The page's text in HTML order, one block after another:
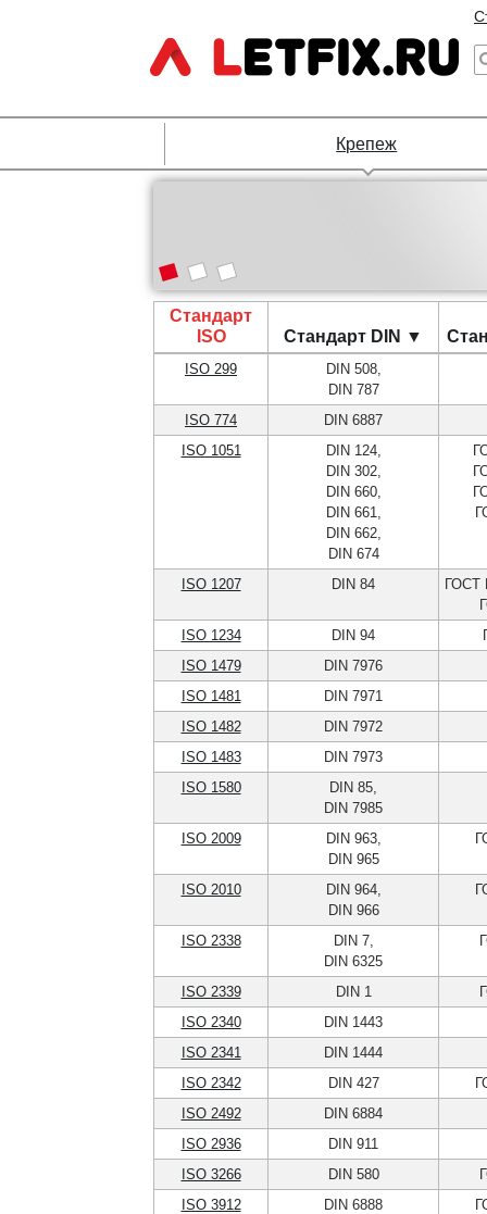
Крепеж
Стандарт
ISO
Стандарт DIN ▼
ISO 299
DIN 508,
DIN 787
ISO 774
DIN 6887
ISO 1051
DIN 124,
DIN 302,
DIN 660,
DIN 661,
DIN 662,
DIN 674
ISO 1207 DIN 84
ГОСТ
ISO 1234
DIN 94
ISO 1479
DIN 7976
ISO 1481
DIN 7971
ISO 1482
DIN 7972
ISO 1483
DIN 7973
ISO 1580
DIN 85,
DIN 7985
ISO 2009
DIN 963,
DIN 965
ISO 2010
DIN 964,
DIN 966
ISO 2338
DIN 7,
DIN 6325
ISO 2339 DIN 1
ISO 2340
DIN 1443
ISO 2341
DIN 1444
ISO 2342
DIN 427
ISO 2492
DIN 6884
ISO 2936
DIN 911
ISO 3266
DIN 580
ISO 3912
DIN 6888